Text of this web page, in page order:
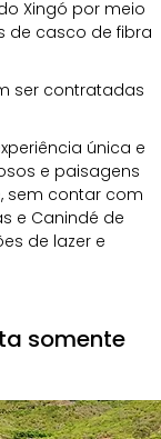
Xingó por meio
de casco de fibra
ser contratadas
única e
e paisagens
sem contar com
e Canindé de
de lazer e
somente